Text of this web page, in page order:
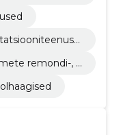
remondi-, h